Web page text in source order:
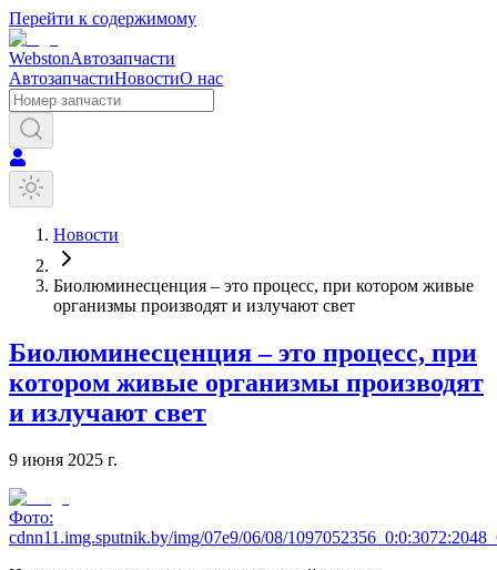
Перейти к содержимому
WebstonАвтозапчасти
АвтозапчастиНовостиО нас
Новости
Биолюминесценция – это процесс, при котором живые
организмы производят и излучают свет
Биолюминесценция – это процесс, при
котором живые организмы производят
и излучают свет
9 июня 2025 г.
Фото:
cdnn11.img.sputnik.by/img/07e9/06/08/